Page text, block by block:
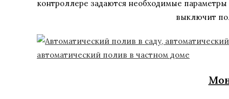
контроллере задаются необходимые
выключит